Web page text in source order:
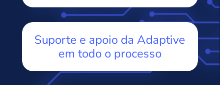
Suporte e apoio da Adaptive
em todo o processo